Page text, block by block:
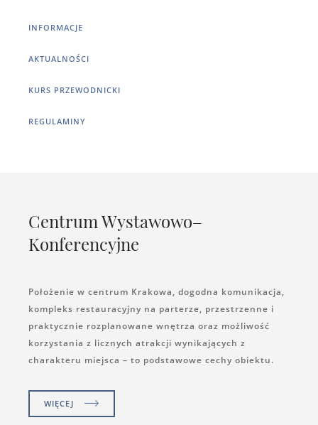
INFORMACJE
AKTUALNOŚCI
KURS PRZEWODNICKI
REGULAMINY
Centrum Wystawowo–
Konferencyjne
Położenie w centrum Krakowa, dogodna komunikacja,
kompleks restauracyjny na parterze, przestrzenne i
praktycznie rozplanowane wnętrza oraz możliwość
korzystania z licznych atrakcji wynikających z
charakteru miejsca – to podstawowe cechy obiektu.
WIĘCEJ